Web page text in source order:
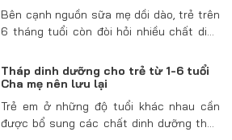
Bên cạnh nguồn sữa mẹ dồi dào, trẻ trên
6 tháng tuổi còn đòi hỏi nhiều chất dinh
trưởng. Lúc này, làm thế nào để thiết kế
một thực đơn…
Tháp dinh dưỡng cho trẻ từ 1-6 tuổi
Cha mẹ nên lưu lại
Trẻ em ở những độ tuổi khác nhau cần
được bổ sung các chất dinh dưỡng theo